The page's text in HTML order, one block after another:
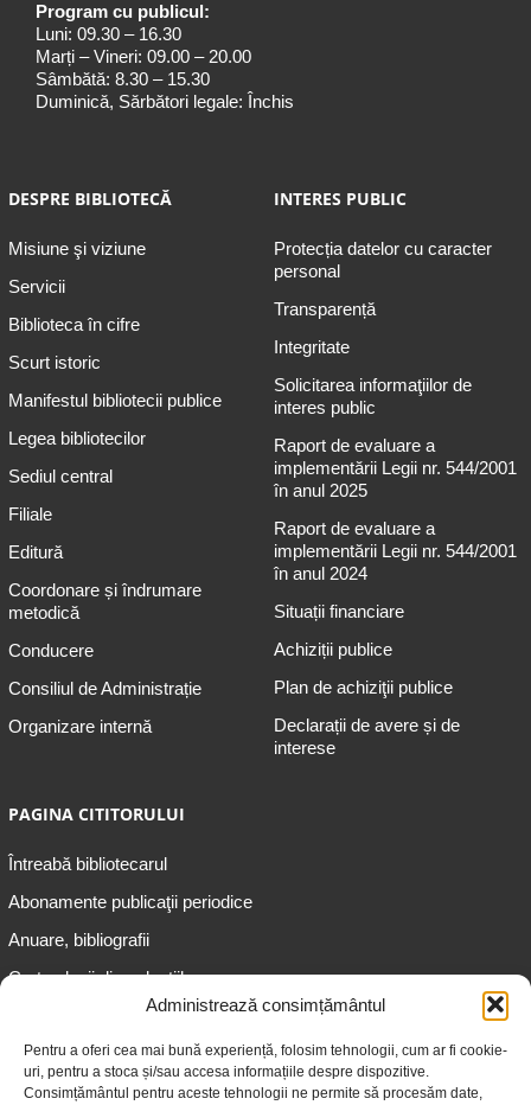
Administrează consimțământul
Pentru a oferi cea mai bună experiență, folosim tehnologii, cum ar fi cookie-
uri, pentru a stoca și/sau accesa informațiile despre dispozitive.
Consimțământul pentru aceste tehnologii ne permite să procesăm date,
Program cu publicul:
Luni: 09.30 – 16.30
Marți – Vineri: 09.00 – 20.00
Sâmbătă: 8.30 – 15.30
Duminică, Sărbători legale: Închis
DESPRE BIBLIOTECĂ
Misiune şi viziune
Servicii
Biblioteca în cifre
Scurt istoric
Manifestul bibliotecii publice
Legea bibliotecilor
Sediul central
Filiale
Editură
Coordonare și îndrumare
metodică
Conducere
Consiliul de Administrație
Organizare internă
INTERES PUBLIC
Protecția datelor cu caracter
personal
Transparență
Integritate
Solicitarea informaţiilor de
interes public
Raport de evaluare a
implementării Legii nr. 544/2001
în anul 2025
Raport de evaluare a
implementării Legii nr. 544/2001
în anul 2024
Situații financiare
Achiziții publice
Plan de achiziţii publice
Declarații de avere și de
interese
PAGINA CITITORULUI
Întreabă bibliotecarul
Abonamente publicaţii periodice
Anuare, bibliografii
Cartea lunii din colecțiile
Informații pentru adolescenți